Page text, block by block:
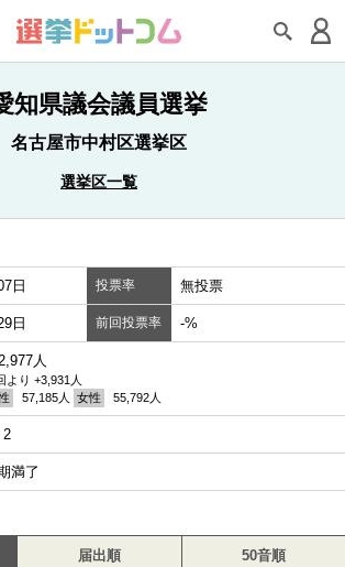
知県議会議員選挙
名古屋市中村区選挙区
選挙区一覧
日 投票率 無投票
日 前回投票率 -%
人
より +3,931人
57,185人 女性 55,792人
2
満了
届出順 50音順